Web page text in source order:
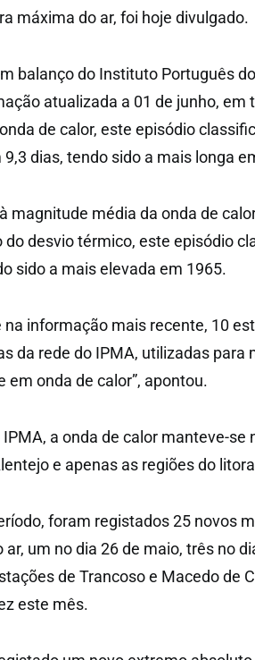
máxima do ar, foi hoje divulgado.
balanço do Instituto Português
atualizada a 01 de junho, em
de calor, este episódio
9,3 dias, tendo sido a mais longa
magnitude média da onda de
do desvio térmico, este episódio
sido a mais elevada em 1965.
na informação mais recente, 10
da rede do IPMA, utilizadas
em onda de calor”, apontou.
a onda de calor manteve-se
e apenas as regiões do
foram registados 25 novos
ar, um no dia 26 de maio, três no
de Trancoso e Macedo de
este mês.